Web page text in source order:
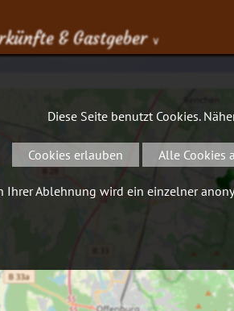
& Gastgeber ∨
Diese Seite benutzt Cookies.
Cookies erlauben Alle Cookies
Ihrer Ablehnung wird ein einzelner